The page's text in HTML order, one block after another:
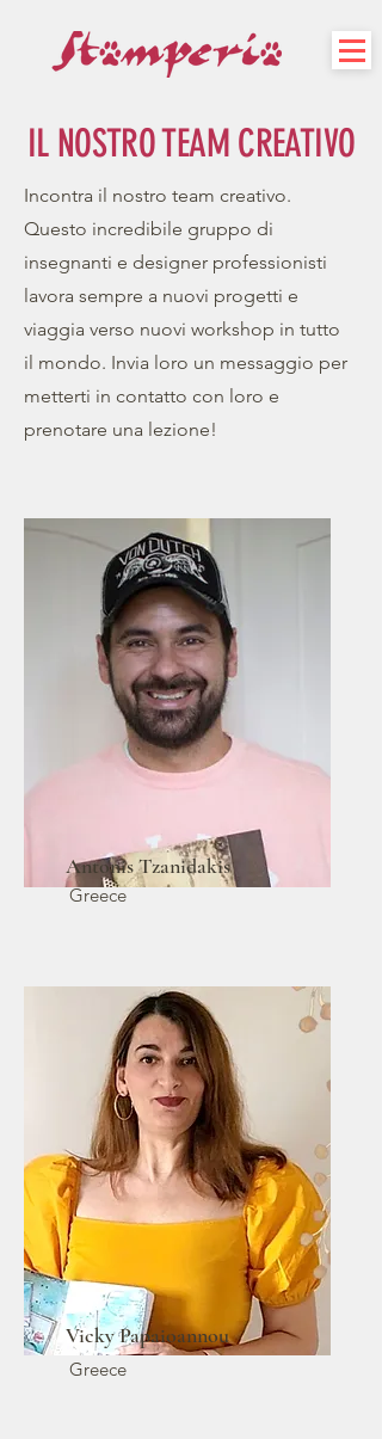
IL NOSTRO TEAM CREATIVO
Incontra il nostro team creativo.
Questo incredibile gruppo di
insegnanti e designer professionisti
lavora sempre a nuovi progetti e
viaggia verso nuovi workshop in tutto
il mondo. Invia loro un messaggio per
metterti in contatto con loro e
prenotare una lezione!
Antonis Tzanidakis
Greece
Vicky Papaioannou
Greece